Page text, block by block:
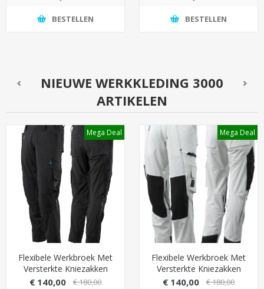
BESTELLEN BESTELLEN
NIEUWE WERKKLEDING 3000
ARTIKELEN
Mega Deal
Flexibele Werkbroek Met
Versterkte Kniezakken
(Cordura) - Zwart
€ 140,00 € 180,00
Mega Deal
Flexibele Werkbroek Met
Versterkte Kniezakken
(Cordura) - Wit
€ 140,00 € 180,00